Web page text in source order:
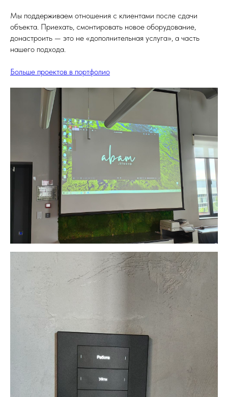
Мы поддерживаем отношения с клиентами после сдачи
объекта. Приехать, смонтировать новое оборудование,
донастроить — это не «дополнительная услуга», а часть
нашего подхода.
Больше проектов в портфолио